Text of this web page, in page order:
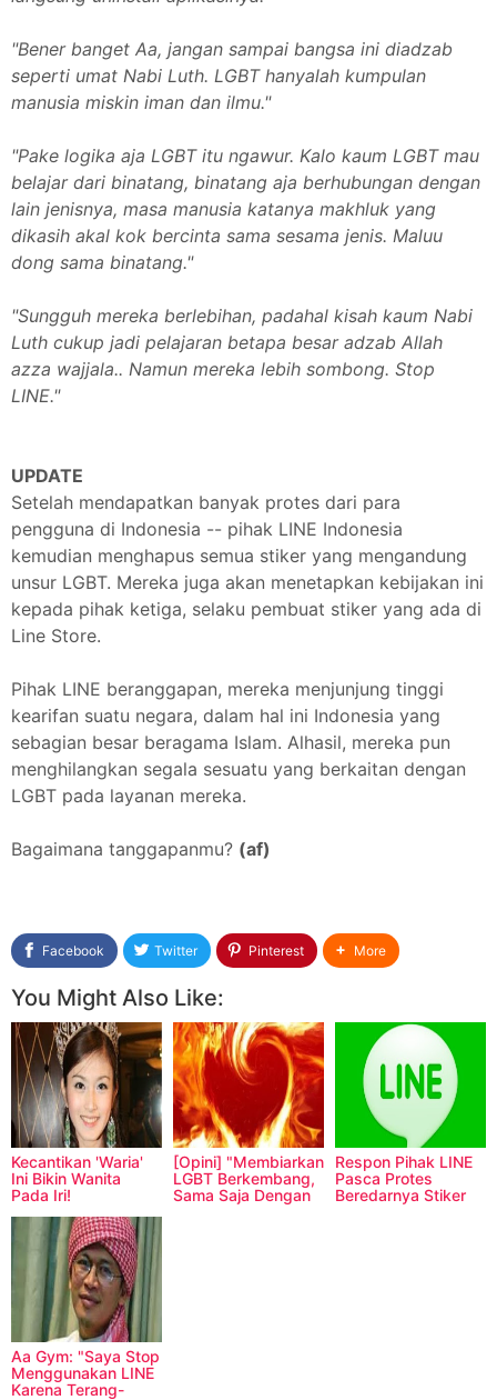
"Bener banget Aa, jangan sampai bangsa ini diadzab
seperti umat Nabi Luth. LGBT hanyalah kumpulan
manusia miskin iman dan ilmu."
"Pake logika aja LGBT itu ngawur. Kalo kaum LGBT mau
belajar dari binatang, binatang aja berhubungan dengan
lain jenisnya, masa manusia katanya makhluk yang
dikasih akal kok bercinta sama sesama jenis. Maluu
dong sama binatang."
"Sungguh mereka berlebihan, padahal kisah kaum Nabi
Luth cukup jadi pelajaran betapa besar adzab Allah
azza wajjala.. Namun mereka lebih sombong. Stop
LINE."
UPDATE
Setelah mendapatkan banyak protes dari para
pengguna di Indonesia -- pihak LINE Indonesia
kemudian menghapus semua stiker yang mengandung
unsur LGBT. Mereka juga akan menetapkan kebijakan ini
kepada pihak ketiga, selaku pembuat stiker yang ada di
Line Store.
Pihak LINE beranggapan, mereka menjunjung tinggi
kearifan suatu negara, dalam hal ini Indonesia yang
sebagian besar beragama Islam. Alhasil, mereka pun
menghilangkan segala sesuatu yang berkaitan dengan
LGBT pada layanan mereka.
Bagaimana tanggapanmu? (af)
Facebook Twitter Pinterest More
You Might Also Like:
Kecantikan 'Waria'
Ini Bikin Wanita
Pada Iri!
[Opini] "Membiarkan
LGBT Berkembang,
Sama Saja Dengan
Respon Pihak LINE
Pasca Protes
Beredarnya Stiker
Aa Gym: "Saya Stop
Menggunakan LINE
Karena Terang-